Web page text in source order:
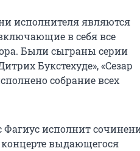
исполнителя являются
в себя все
Были сыграны серии
Букстехуде», «Сезар
собрание всех
Фагиус исполнит
концерте выдающегося